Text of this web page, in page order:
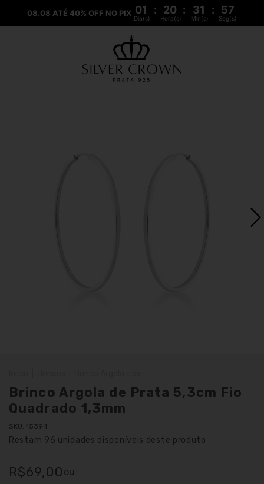
08.08 ATÉ 40% OFF NO PIX 01 : 20 : 31 : 57
Dia(s) Hora(s) Min(s) Seg(s)
Brinco Argola de Prata 5,3cm Fio
Quadrado 1,3mm
SKU: 15394
Restam 96 unidades disponíveis deste produto
R$69,00 ou